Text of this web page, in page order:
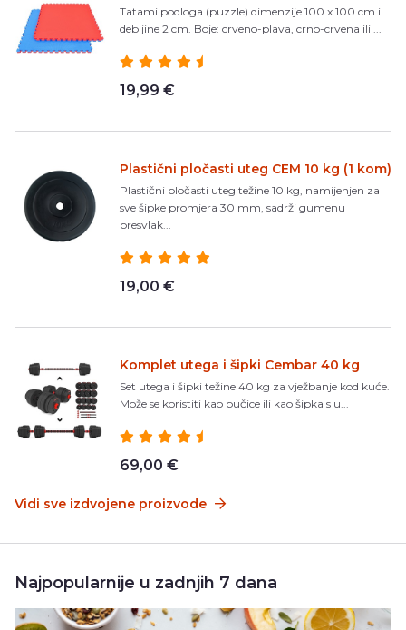
Tatami podloga (puzzle) dimenzije 100 x 100 cm i
debljine 2 cm. Boje: crveno-plava, crno-crvena ili ...
19,99 €
Plastični pločasti uteg CEM 10 kg (1 kom)
Plastični pločasti uteg težine 10 kg, namijenjen za
sve šipke promjera 30 mm, sadrži gumenu
presvlak...
19,00 €
Komplet utega i šipki Cembar 40 kg
Set utega i šipki težine 40 kg za vježbanje kod kuće.
Može se koristiti kao bučice ili kao šipka s u...
69,00 €
Vidi sve izdvojene proizvode
Najpopularnije u zadnjih 7 dana